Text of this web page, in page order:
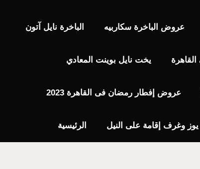
عروض الباخرة سكاربيه الباخرة نايل آتون
يخت نايل بوينت المعادي
عروض إفطار رمضان فى القاهرة 2023
وغرف إقامة على النيل الرئيسية